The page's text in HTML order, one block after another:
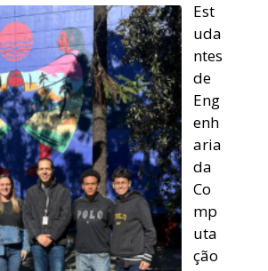
Est
uda
ntes
de
Eng
enh
aria
da
Co
mp
uta
ção